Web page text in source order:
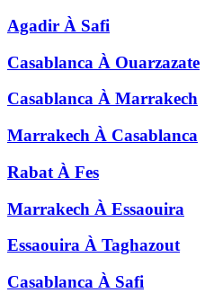
Agadir À Safi
Casablanca À Ouarzazate
Casablanca À Marrakech
Marrakech À Casablanca
Rabat À Fes
Marrakech À Essaouira
Essaouira À Taghazout
Casablanca À Safi